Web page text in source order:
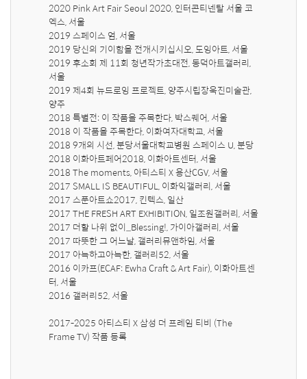
2020 Pink Art Fair Seoul 2020, 인터콘티넨탈 서울 코
엑스, 서울
2019 스페이스 엄, 서울
2019 당신의 기이함을 전개시키십시오, 도잉아트, 서울
2019 후소회 제 11회 청년작가초대전, 동덕아트갤러리,
서울
2019 제4회 뉴드로잉 프로젝트, 양주시립장욱진미술관,
양주
2018 특별전: 이 작품을 주목한다, 박스퀘어, 서울
2018 이 작품을 주목한다, 이화여자대학교, 서울
2018 9개의 시선, 분당서울대학교병원 스페이스 U, 분당
2018 이화아트페어2018, 이화아트센터, 서울
2018 The moments, 아티스티 X 용산CGV, 서울
2017 SMALL IS BEAUTIFUL, 이화익갤러리, 서울
2017 스푼아트쇼2017, 킨텍스, 일산
2017 THE FRESH ART EXHIBITION, 일조원갤러리, 서울
2017 더할 나위 없이_Blessing!, 가이아갤러리, 서울
2017 따뜻한 그 어느날, 갤러리뮤앤하임, 서울
2017 아늑하고아늑한, 갤러리52, 서울
2016 이카프(ECAF: Ewha Craft & Art Fair), 이화아트센
터, 서울
2016 갤러리52, 서울
2017-2025 아티스티 X 삼성 더 프레임 티비 (The
Frame TV) 작품 등록